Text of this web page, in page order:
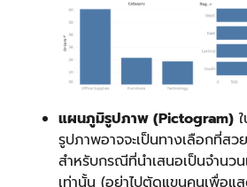
แผนภูมิรูปภาพ (Pictogram)
รูปภาพอาจจะเป็นทางเลือกที่สวย
สำหรับกรณีที่นำเสนอเป็นจำนวน
เท่านั้น (อย่าไปตัดแขนคนเพื่อแ